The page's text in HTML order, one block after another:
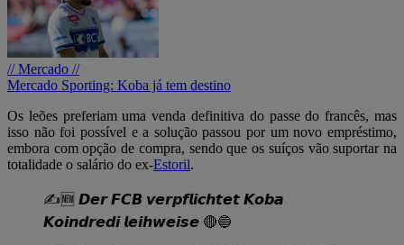
// Mercado //
Mercado Sporting: Koba já tem destino
Os leões preferiam uma venda definitiva do passe do francês, mas
isso não foi possível e a solução passou por um novo empréstimo,
embora com opção de compra, sendo que os suíços vão suportar na
totalidade o salário do ex-Estoril.
✍️🆕 𝘿𝙚𝙧 𝙁𝘾𝘽 𝙫𝙚𝙧𝙥𝙛𝙡𝙞𝙘𝙝𝙩𝙚𝙩 𝙆𝙤𝙗𝙖
𝙆𝙤𝙞𝙣𝙙𝙧𝙚𝙙𝙞 𝙡𝙚𝙞𝙝𝙬𝙚𝙞𝙨𝙚 🔴🔵